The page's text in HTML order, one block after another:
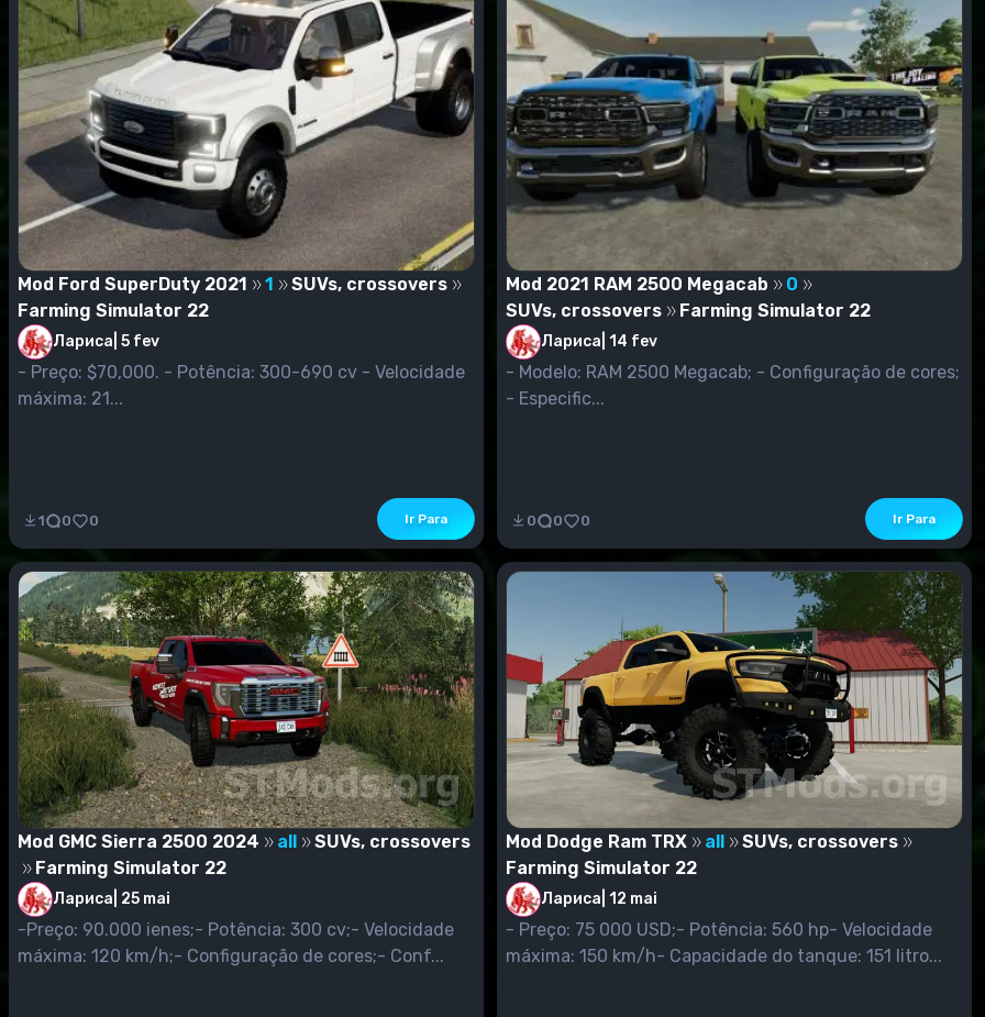
Mod Ford SuperDuty 2021 1
SUVs, crossovers
Farming Simulator 22
Лариса 5 fev
- Preço: $70,000. - Potência: 300-690 cv - Velocidade
máxima: 21...
1 0 0 Ir Para
Mod 2021 RAM 2500 Megacab
0
SUVs, crossovers
Farming Simulator 22
Лариса 14 fev
- Modelo: RAM 2500 Megacab; - Configuração de cores;
- Especific...
0 0 0 Ir Para
Mod GMC Sierra 2500 2024 all
SUVs, crossovers
Farming Simulator 22
Лариса 25 mai
-Preço: 90.000 ienes;- Potência: 300 cv;- Velocidade
máxima: 120 km/h;- Configuração de cores;- Conf...
Mod Dodge Ram TRX all
SUVs, crossovers
Farming Simulator 22
Лариса 12 mai
- Preço: 75 000 USD;- Potência: 560 hp- Velocidade
máxima: 150 km/h- Capacidade do tanque: 151 litro...